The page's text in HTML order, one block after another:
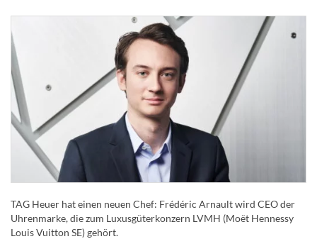
TAG Heuer hat einen neuen Chef: Frédéric Arnault wird CEO der
Uhrenmarke, die zum Luxusgüterkonzern LVMH (Moët Hennessy
Louis Vuitton SE) gehört.